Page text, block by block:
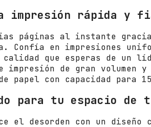
M
9
/
D
p
l
impresión rápida y
páginas al instante
Confía en impresiones
que esperas de un
de gran volumen
papel con capacidad para
para tu espacio de
el desorden con un diseño